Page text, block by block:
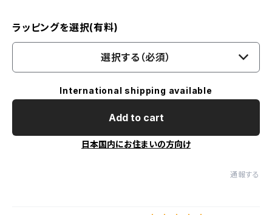
ラッピングを選択(有料)
選択する（必須）
International shipping available
Add to cart
日本国内にお住まいの方向け
通報する